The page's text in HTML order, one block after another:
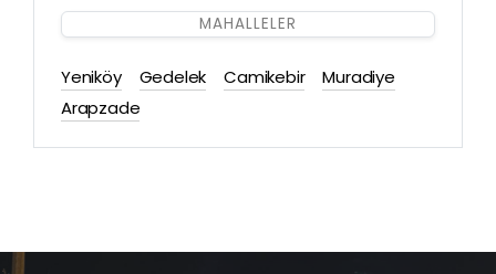
MAHALLELER
Yeniköy Gedelek Camikebir
Muradiye
Arapzade